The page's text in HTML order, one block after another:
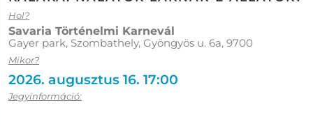
Hol?
Savaria Történelmi Karnevál
Gayer park, Szombathely, Gyöngyös u. 6a, 9700
Mikor?
2026. augusztus 16. 17:00
Jegyinformáció: